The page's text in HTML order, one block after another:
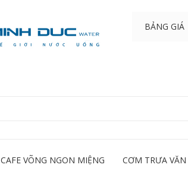
BẢNG GIÁ
CAFE VÕNG NGON MIỆNG CƠM TRƯA